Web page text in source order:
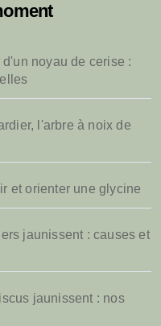
noyau de cerise :
l'arbre à noix de
et orienter une glycine
jaunissent : causes et
jaunissent : nos